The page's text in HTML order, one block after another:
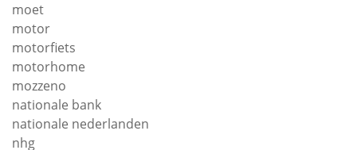
moet
motor
motorfiets
motorhome
mozzeno
nationale bank
nationale nederlanden
nhg